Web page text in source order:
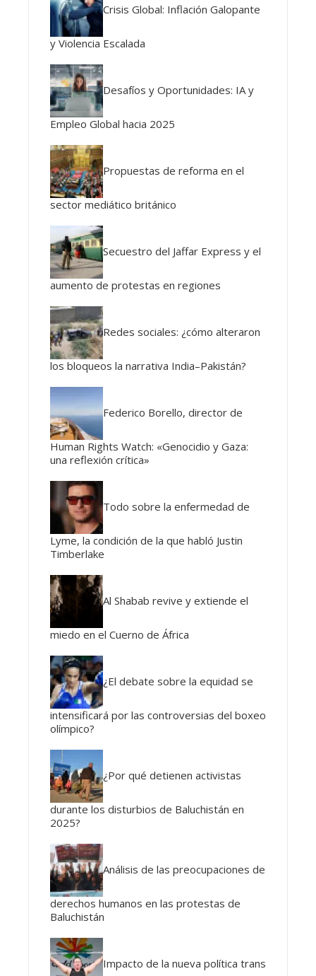
Crisis Global: Inflación Galopante
y Violencia Escalada
Desafíos y Oportunidades: IA y
Empleo Global hacia 2025
Propuestas de reforma en el
sector mediático británico
Secuestro del Jaffar Express y el
aumento de protestas en regiones
Redes sociales: ¿cómo alteraron
los bloqueos la narrativa India–Pakistán?
Federico Borello, director de
Human Rights Watch: «Genocidio y Gaza:
una reflexión crítica»
Todo sobre la enfermedad de
Lyme, la condición de la que habló Justin
Timberlake
Al Shabab revive y extiende el
miedo en el Cuerno de África
¿El debate sobre la equidad se
intensificará por las controversias del boxeo
olímpico?
¿Por qué detienen activistas
durante los disturbios de Baluchistán en
2025?
Análisis de las preocupaciones de
derechos humanos en las protestas de
Baluchistán
Impacto de la nueva política trans